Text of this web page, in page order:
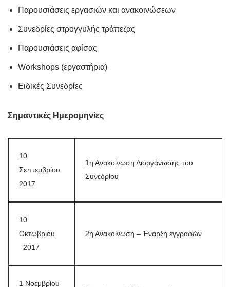
Παρουσιάσεις εργασιών και ανακοινώσεων
Συνεδρίες στρογγυλής τράπεζας
Παρουσιάσεις αφίσας
Workshops (εργαστήρια)
Ειδικές Συνεδρίες
Σημαντικές Ημερομηνίες
10
Σεπτεμβρίου
2017
1η Ανακοίνωση Διοργάνωσης του
Συνεδρίου
10
Οκτωβρίου
2017
2η Ανακοίνωση – Έναρξη εγγραφών
1 Νοεμβρίου